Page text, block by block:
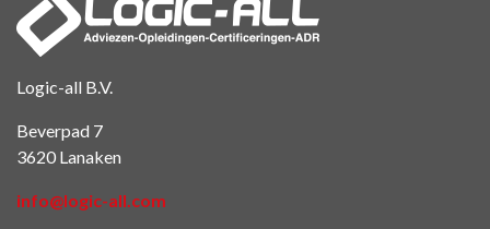
Logic-all B.V.
Beverpad 7
3620 Lanaken
info@logic-all.com